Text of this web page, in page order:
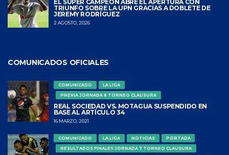
EL SÚPER CAMPEÓN ABRE EL APERTURA CON
TRIUNFO SOBRE LA UPN GRACIAS A DOBLETE DE
JEREMY RODRÍGUEZ
2 AGOSTO, 2026
COMUNICADOS OFICIALES
COMUNICADO
LA LIGA
PREVIA JORNADA 8 TORNEO CLAUSURA
REAL SOCIEDAD VS. MOTAGUA SUSPENDIDO EN
BASE AL ARTÍCULO 34
16 MARZO, 2021
COMUNICADO LA LIGA NOTICIAS
PORTADA
RESULTADOS FINALES JORNADA 7 TORNEO CLAUSURA